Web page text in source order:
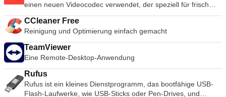
einen neuen Videocodec verwendet, der speziell für frisch
aussehende grafische Benutzeroberflächen entwickelt wurde.
AnyDesk-Software ist vielseitig, sicher und leichtgewichtig. Die
Software verwendet TLS1.2-Verschlüsselung, und beide
Enden der Verbindung werden kryptografisch verifiziert.
AnyDesk ist sehr leicht und in eine 1MB große Datei gepackt,
und es sind keine administrativen Rechte oder Installationen
erforderlich. Die UI von AnyDesk ist wirklich einfach und leicht
zu navigieren. Mit AnyDesk können Sie Ihren persönlichen
Computer von überall her benutzen. Ihre personalisierte
CCleaner Free
Reinigung und Optimierung einfach gemacht
TeamViewer
Eine Remote-Desktop-Anwendung
Rufus
Rufus ist ein kleines Dienstprogramm, das bootfähige USB-
Flash-Laufwerke, wie USB-Sticks oder Pen-Drives, und